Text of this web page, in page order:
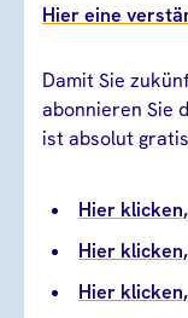
Hier eine
Damit Sie
abonnieren Sie
ist absolut
Hier
Hier
Hier